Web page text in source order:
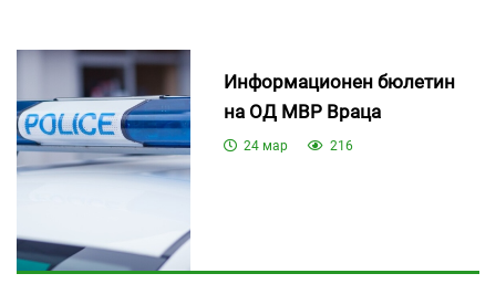
Информационен бюлетин
на ОД МВР Враца
24 мар 216